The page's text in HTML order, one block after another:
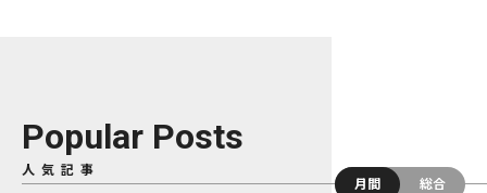
Popular Posts
人気記事
月間
総合